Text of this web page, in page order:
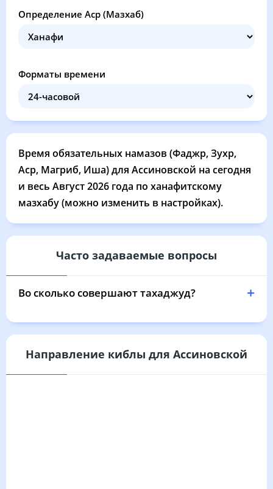
27, Чт 03:47 05:18 12:01
28, Пт 03:48 20:05
30, Вс 03:51 20:01
31, Пн 03:53 05:22 12:00 15:42 18:36 19:59
Определение Аср (Мазхаб)
Форматы времени
Время обязательных намазов (Фаджр, Зухр,
Аср, Магриб, Иша) для Ассиновской на сегодня
и весь Август 2026 года по ханафитскому
мазхабу (можно изменить в настройках).
Часто задаваемые вопросы
Во сколько совершают тахаджуд?
Направление киблы для Ассиновской